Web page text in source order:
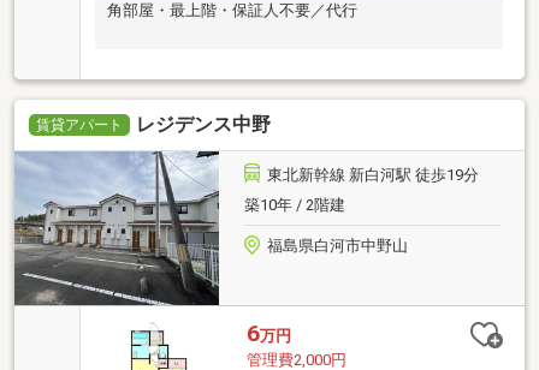
角部屋・最上階・保証人不要／代行
賃貸アパート レジデンス中野
東北新幹線 新白河駅 徒歩19分
築10年 / 2階建
福島県白河市中野山
6万円
管理費2,000円